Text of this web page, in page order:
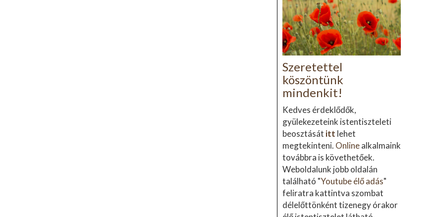
Szeretettel
köszöntünk
mindenkit!
Kedves érdeklődők,
gyülekezeteink istentiszteleti
beosztását itt lehet
megtekinteni. Onlinealkalmaink
továbbra is követhetőek.
Weboldalunk jobb oldalán
található "Youtube élő adás"
feliratra kattintva szombat
délelőttönként tizenegy órakor